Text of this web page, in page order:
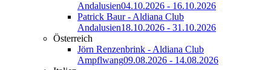
Andalusien04.10.2026 - 16.10.2026
Patrick Baur - Aldiana Club
Andalusien18.10.2026 - 31.10.2026
Österreich
Jörn Renzenbrink - Aldiana Club
Ampflwang09.08.2026 - 14.08.2026